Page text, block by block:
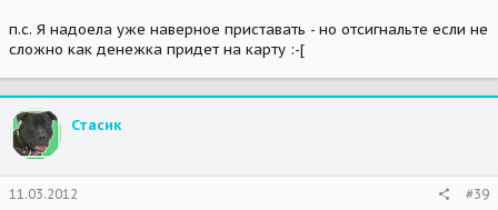
п.с. Я надоела уже наверное приставать - но отсигнальте если не
сложно как денежка придет на карту :-[
Стасик
11.03.2012 #39